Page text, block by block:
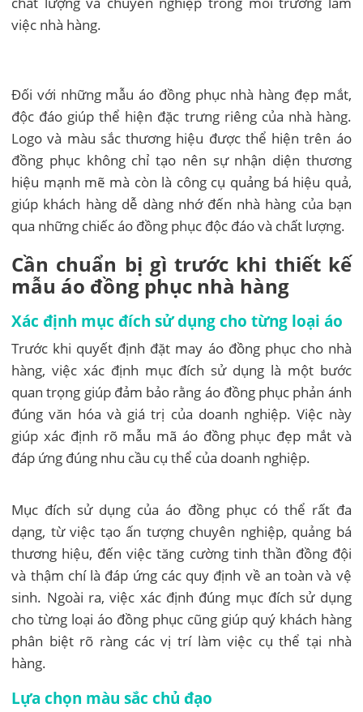
việc nhà hàng.
Đối với những mẫu áo đồng phục nhà hàng đẹp mắt,
độc đáo giúp thể hiện đặc trưng riêng của nhà hàng.
Logo và màu sắc thương hiệu được thể hiện trên áo
đồng phục không chỉ tạo nên sự nhận diện thương
hiệu mạnh mẽ mà còn là công cụ quảng bá hiệu quả,
giúp khách hàng dễ dàng nhớ đến nhà hàng của bạn
qua những chiếc áo đồng phục độc đáo và chất lượng.
Cần chuẩn bị gì trước khi thiết kế
mẫu áo đồng phục nhà hàng
Xác định mục đích sử dụng cho từng loại áo
Trước khi quyết định đặt may áo đồng phục cho nhà
hàng, việc xác định mục đích sử dụng là một bước
quan trọng giúp đảm bảo rằng áo đồng phục phản ánh
đúng văn hóa và giá trị của doanh nghiệp. Việc này
giúp xác định rõ mẫu mã áo đồng phục đẹp mắt và
đáp ứng đúng nhu cầu cụ thể của doanh nghiệp.
Mục đích sử dụng của áo đồng phục có thể rất đa
dạng, từ việc tạo ấn tượng chuyên nghiệp, quảng bá
thương hiệu, đến việc tăng cường tinh thần đồng đội
và thậm chí là đáp ứng các quy định về an toàn và vệ
sinh. Ngoài ra, việc xác định đúng mục đích sử dụng
cho từng loại áo đồng phục cũng giúp quý khách hàng
phân biệt rõ ràng các vị trí làm việc cụ thể tại nhà
hàng.
Lựa chọn màu sắc chủ đạo